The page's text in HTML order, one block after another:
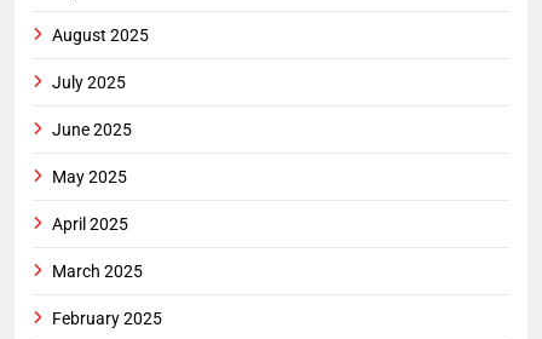
August 2025
July 2025
June 2025
May 2025
April 2025
March 2025
February 2025